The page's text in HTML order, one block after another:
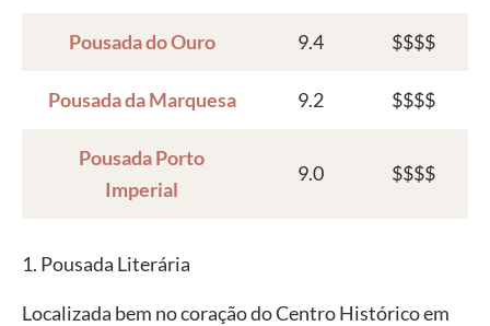
Pousada do Ouro 9.4 $$$$
Pousada da Marquesa 9.2 $$$$
Pousada Porto
Imperial
9.0 $$$$
1. Pousada Literária
Localizada bem no coração do Centro Histórico em